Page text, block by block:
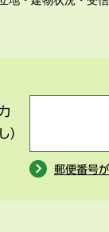
）
郵便番号